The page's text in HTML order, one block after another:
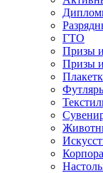
ГТО
Призы
Призы и